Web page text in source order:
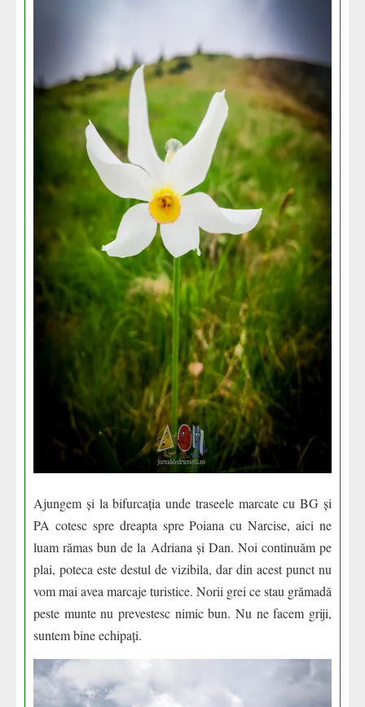
Ajungem și la bifurcația unde traseele marcate cu BG și
PA cotesc spre dreapta spre Poiana cu Narcise, aici ne
luam rămas bun de la Adriana și Dan. Noi continuăm pe
plai, poteca este destul de vizibila, dar din acest punct nu
vom mai avea marcaje turistice. Norii grei ce stau grămadă
peste munte nu prevestesc nimic bun. Nu ne facem griji,
suntem bine echipați.